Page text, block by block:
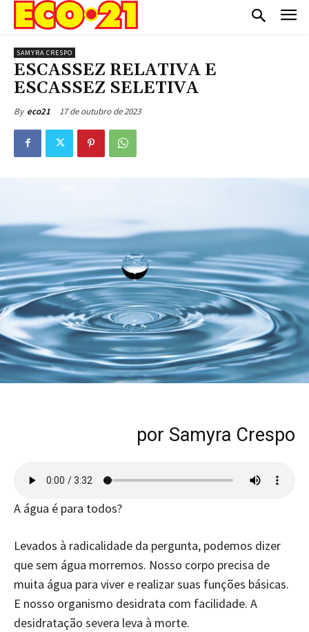
SAMYRA CRESPO
ESCASSEZ RELATIVA E
ESCASSEZ SELETIVA
By eco21 17 de outubro de 2023
por Samyra Crespo
A água é para todos?
Levados à radicalidade da pergunta, podemos dizer
que sem água morremos. Nosso corpo precisa de
muita água para viver e realizar suas funções básicas.
E nosso organismo desidrata com facilidade. A
desidratação severa leva à morte.